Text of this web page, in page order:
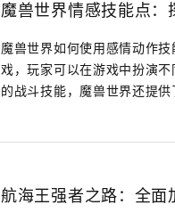
魔兽世界情感技能点
魔兽世界如何使用感情动作
戏，玩家可以在游戏中扮演
的战斗技能，魔兽世界还提供
航海王强者之路：全面